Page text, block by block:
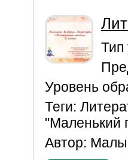
Тип
Уровень
Теги:
"Маленький
Автор: